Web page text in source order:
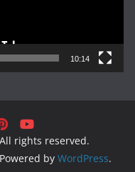
10:14
rights reserved.
by WordPress.